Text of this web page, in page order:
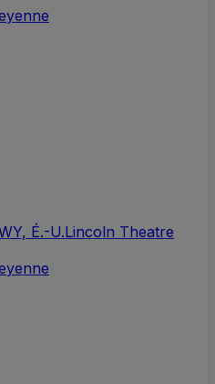
É.-U.Lincoln Theatre